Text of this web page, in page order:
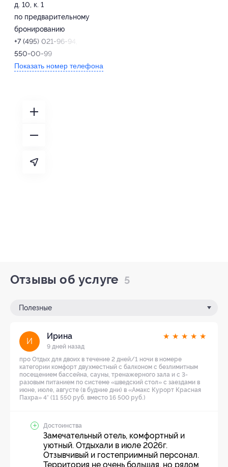
д. 10, к. 1
по предварительному
бронированию
+7 (495) 021-96-94, +7 (499)
550-00-99
Показать номер телефона
Отзывы об услуге 5
Полезные
И
Ирина
9 дней назад
★ ★ ★ ★ ★
про Отдых для двоих в течение 2 дней/1 ночи в номере
категории комфорт двухместный с балконом с безлимитным
посещением бассейна, сауны, тренажерного зала и с 3-
разовым питанием по системе «шведский стол» с заездами в
июне, июле, августе (в будние дни) в «Амакс Курорт ‎Красная
Пахра» 4* (11 550 руб. вместо 16 500 руб.)
Достоинства
Замечательный отель, комфортный и
уютный. Отдыхали в июле 2026г.
Отзывчивый и гостеприимный персонал.
Территория не очень большая, но рядом